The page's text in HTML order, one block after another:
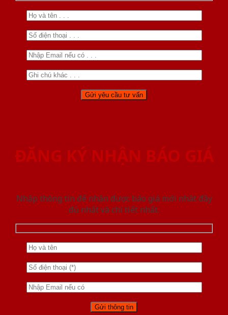
ĐĂNG KÝ NHẬN BÁO GIÁ
Nhập thông tin để nhận được báo giá mới nhât đầy
đủ nhất và chi tiết nhất.